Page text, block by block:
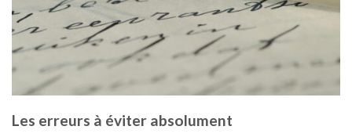
Les erreurs à éviter absolument